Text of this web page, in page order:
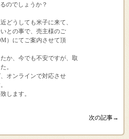
のでしょうか？
どうしても米子に来て、
との事で、売主様のご
）にてご案内させて頂
か、今でも不安ですが、取
。
オンラインで対応させ
します。
次の記事→